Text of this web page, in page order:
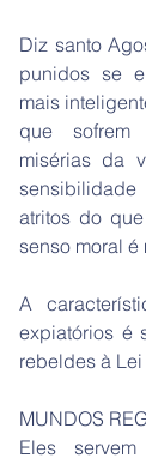
Diz santo
punidos se
mais
que sofrem
misérias da
atritos do
senso moral é
A
expiatórios é
rebeldes à
MUNDOS
Eles